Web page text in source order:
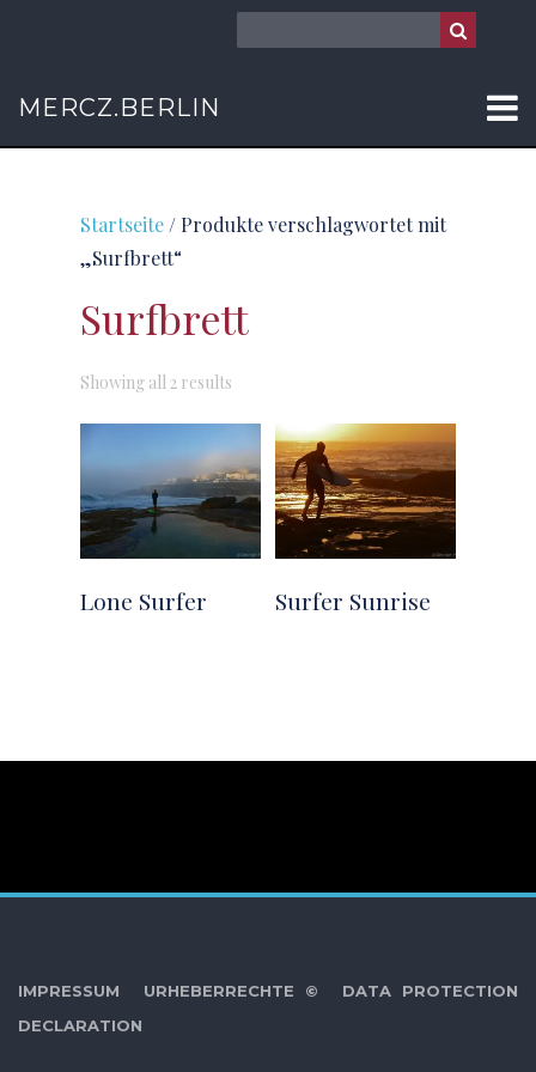
MERCZ.BERLIN
Startseite / Produkte verschlagwortet mit
„Surfbrett“
Surfbrett
Showing all 2 results
by
latest
Lone Surfer Surfer Sunrise
IMPRESSUM URHEBERRECHTE ©
DATA PROTECTION
DECLARATION